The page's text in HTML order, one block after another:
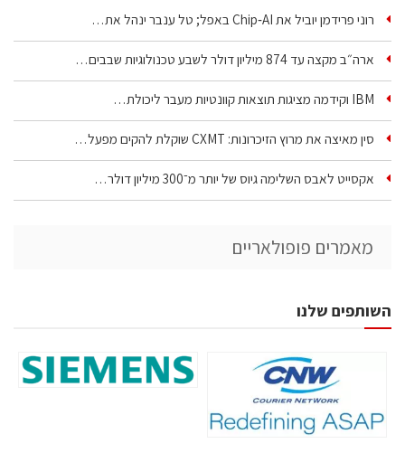
רוני פרידמן יוביל את Chip‑AI באפל; טל ענבר ינהל את…
ארה״ב מקצה עד 874 מיליון דולר לשבע טכנולוגיות שבבים…
IBM וקידמה מציגות תוצאות קוונטיות מעבר ליכולת…
סין מאיצה את מרוץ הזיכרונות: CXMT שוקלת להקים מפעל…
אקסייט לאבס השלימה גיוס של יותר מ־300 מיליון דולר…
מאמרים פופולאריים
השותפים שלנו